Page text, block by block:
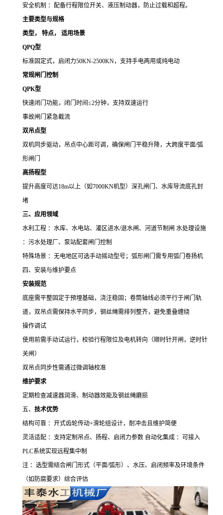
安全机制 ：配备行程限位开关、液压制动器，防止过载和超程。
主要类型与规格
类型， 特点，
适用场景
QPQ型
标准固定式，启闭力50KN-2500KN，支持手电两用或纯电动
常规闸门控制
QPK型
快速闭门功能，闭门时间 ≤2分钟，支持双速运行
事故闸门紧急截流
双吊点型
双机同步驱动，吊点中心距可调，确保闸门平稳升降， 大跨度平面/弧
形闸门
高扬程型
提升高度可达18m以上（如7000KN机型）深孔闸门、水库导流底孔封
堵
三、应用领域
水利工程 ：水库、水电站、灌区进水/退水闸、河道节制闸 水处理设施
：污水处理厂、泵站配套闸门控制
特殊场景 ：无电地区可选手动摇动型号；弧形闸门需专用弧门卷扬机
四、安装与维护要点
安装规范
底座需平整固定于预埋基础，浇注稳固；卷筒轴线必须平行于闸门轨
道，双吊点需保持水平同步，钢丝绳需排列整齐，避免重叠缠绕
操作调试
使用前需手动试运行，校验行程限位及电机转向（顺时针开闸，逆时针
关闸）
双吊点同步性需通过微调轴校准
维护要求
定期检查减速器润滑、制动器效能及钢丝绳磨损
五、 技术优势
结构可靠 ：开式齿轮传动+滑轮组设计，耐冲击且维护简便
灵活适配 ：支持定制吊点、扬程、启闭力参数 自动化集成 ：可接入
PLC系统实现远程集中制
注 ：选型需结合闸门形式（平面/弧形）、水压、启闭频率及环境条件
（如防腐要求）综合评估